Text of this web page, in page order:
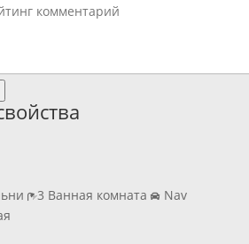
3 Ванная комната Nav